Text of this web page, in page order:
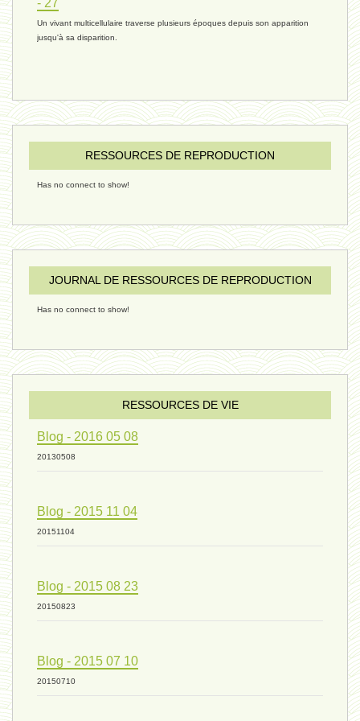
réchauffement 03 - 26 janvier 2025
ressources de vie 05 - 23 décembre
humain 08 - 16 décembre 2024
sexualité 06 - 9 octobre 2024
ressources de vie 04 - 26
mode de production industriel 01 -
- 27
Un vivant multicellulaire traverse plusieurs époques depuis son apparition
jusqu'à sa disparition.
RESSOURCES DE REPRODUCTION
Has no connect to show!
JOURNAL DE RESSOURCES DE REPRODUCTION
Has no connect to show!
RESSOURCES DE VIE
Blog - 2016 05 08
20130508
Blog - 2015 11 04
20151104
Blog - 2015 08 23
20150823
Blog - 2015 07 10
20150710